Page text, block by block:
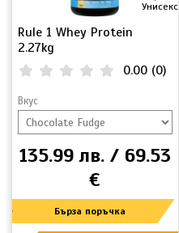
Rule 1 Whey Protein
2.27kg
Унисекс
0.00 (0)
Вкус
135.99 лв. / 69.53
€
Бърза поръчка